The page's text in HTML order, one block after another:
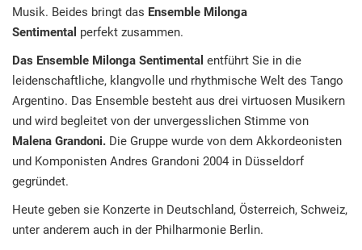
Musik. Beides bringt das Ensemble Milonga
Sentimental perfekt zusammen.
Das Ensemble Milonga Sentimental entführt Sie in die
leidenschaftliche, klangvolle und rhythmische Welt des Tango
Argentino. Das Ensemble besteht aus drei virtuosen Musikern
und wird begleitet von der unvergesslichen Stimme von
Malena Grandoni. Die Gruppe wurde von dem Akkordeonisten
und Komponisten Andres Grandoni 2004 in Düsseldorf
gegründet.
Heute geben sie Konzerte in Deutschland, Österreich, Schweiz,
unter anderem auch in der Philharmonie Berlin.